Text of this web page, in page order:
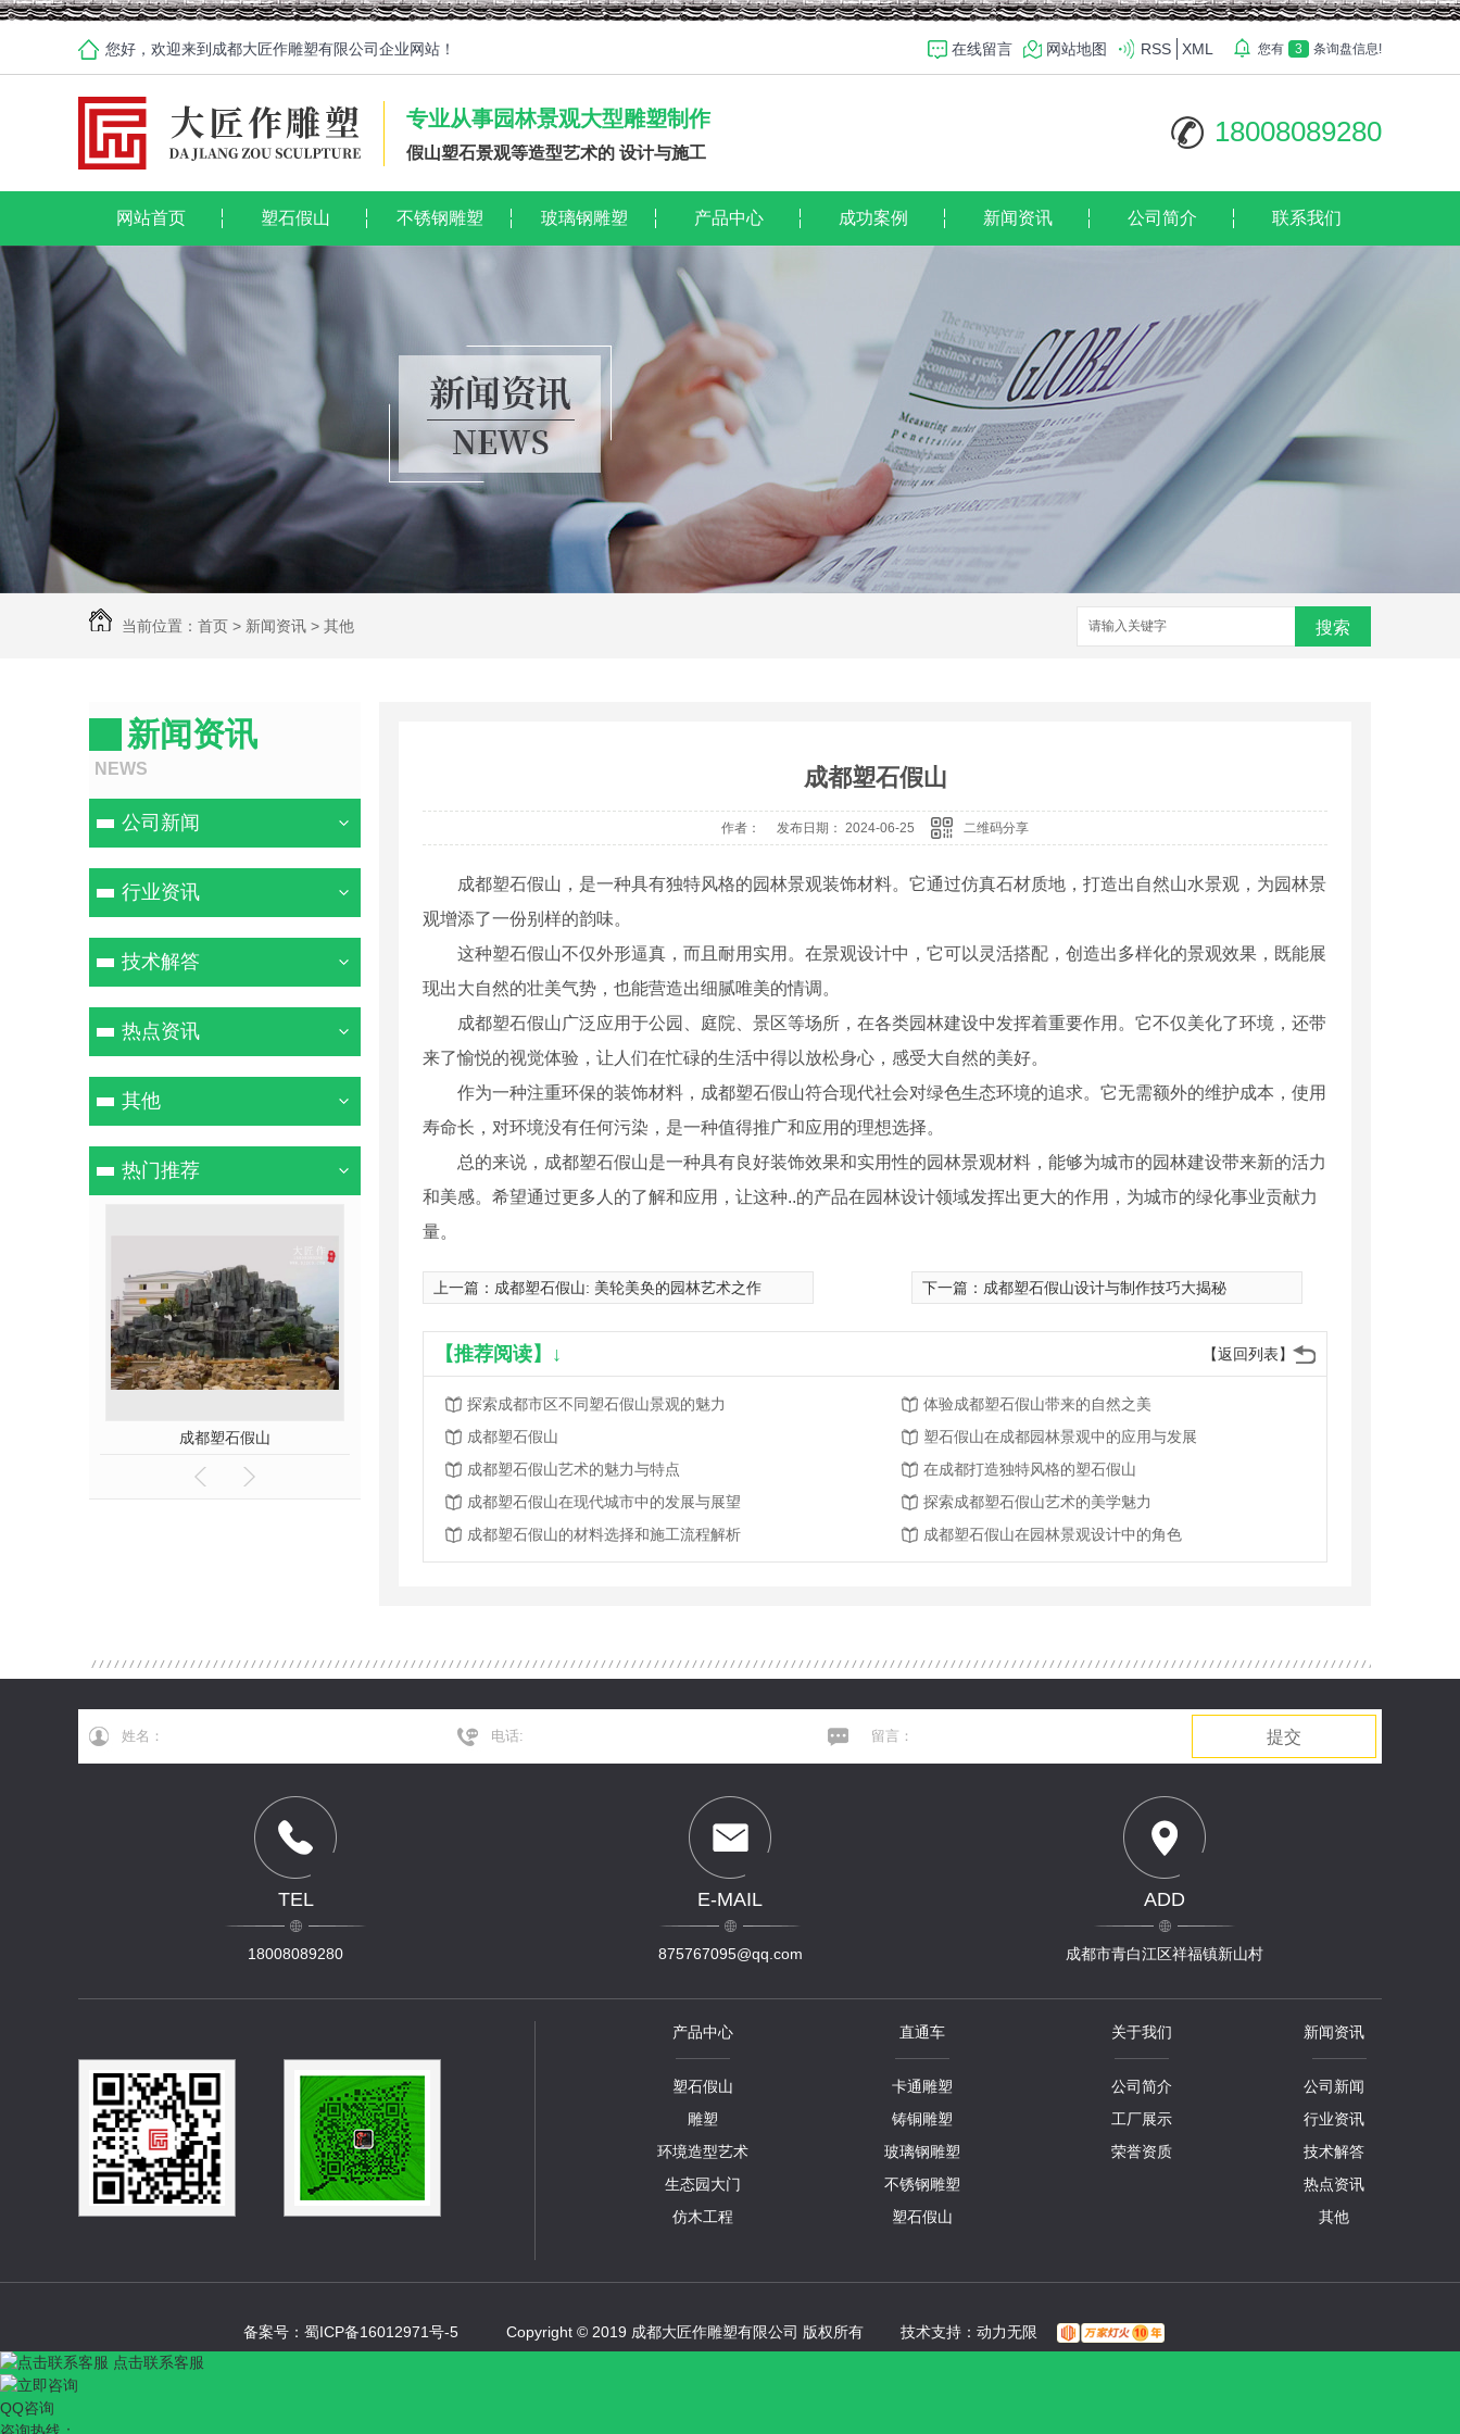
您好，欢迎来到成都大匠作雕塑有限公司企业网站！ 在线留言 网站地图 RSS XML 您有 3 条询盘信息!
专业从事园林景观大型雕塑制作
假山塑石景观等造型艺术的 设计与施工
18008089280
网站首页 塑石假山 不锈钢雕塑 玻璃钢雕塑 产品中心 成功案例 新闻资讯 公司简介 联系我们
当前位置： 首页 > 新闻资讯 > 其他 搜索
新闻资讯
NEWS
公司新闻
行业资讯
技术解答
热点资讯
其他
热门推荐
不锈钢雕塑 玻璃钢雕塑 铸铜雕塑
成都塑石假山
作者： 发布日期： 2024-06-25 二维码分享
成都塑石假山，是一种具有独特风格的园林景观装饰材料。它通过仿真石材质地，打造出自然山水景观，为园林景
观增添了一份别样的韵味。
这种塑石假山不仅外形逼真，而且耐用实用。在景观设计中，它可以灵活搭配，创造出多样化的景观效果，既能展
现出大自然的壮美气势，也能营造出细腻唯美的情调。
成都塑石假山广泛应用于公园、庭院、景区等场所，在各类园林建设中发挥着重要作用。它不仅美化了环境，还带
来了愉悦的视觉体验，让人们在忙碌的生活中得以放松身心，感受大自然的美好。
作为一种注重环保的装饰材料，成都塑石假山符合现代社会对绿色生态环境的追求。它无需额外的维护成本，使用
寿命长，对环境没有任何污染，是一种值得推广和应用的理想选择。
总的来说，成都塑石假山是一种具有良好装饰效果和实用性的园林景观材料，能够为城市的园林建设带来新的活力
和美感。希望通过更多人的了解和应用，让这种..的产品在园林设计领域发挥出更大的作用，为城市的绿化事业贡献力
量。
上一篇： 成都塑石假山: 美轮美奂的园林艺术之作 下一篇： 成都塑石假山设计与制作技巧大揭秘
【返回列表】
【推荐阅读】↓
探索成都市区不同塑石假山景观的魅力
体验成都塑石假山带来的自然之美
成都塑石假山
塑石假山在成都园林景观中的应用与发展
成都塑石假山艺术的魅力与特点
在成都打造独特风格的塑石假山
成都塑石假山在现代城市中的发展与展望
探索成都塑石假山艺术的美学魅力
成都塑石假山的材料选择和施工流程解析
成都塑石假山在园林景观设计中的角色
提交
TEL
18008089280
E-MAIL
875767095@qq.com
ADD
成都市青白江区祥福镇新山村
产品中心
塑石假山
雕塑
环境造型艺术
生态园大门
仿木工程
直通车
卡通雕塑
铸铜雕塑
玻璃钢雕塑
不锈钢雕塑
塑石假山
关于我们
公司简介
工厂展示
荣誉资质
新闻资讯
公司新闻
行业资讯
技术解答
热点资讯
其他
备案号： 蜀ICP备16012971号-5 Copyright © 2019 成都大匠作雕塑有限公司 版权所有 技术支持： 动力无限
点击联系客服
QQ咨询